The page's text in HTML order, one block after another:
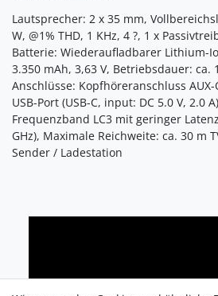
Lautsprecher: 2 x 35 mm,
W, @1% THD, 1 KHz, 4 ?, 1 x
Batterie: Wiederaufladbarer Lithium-
3.350 mAh, 3,63 V, Betriebsdauer: ca.
Anschlüsse: Kopfhöreranschluss
USB-Port (USB-C, input: DC 5.0 V, 2.0
Frequenzband LC3 mit geringer
GHz), Maximale Reichweite: ca. 30 m
Sender / Ladestation